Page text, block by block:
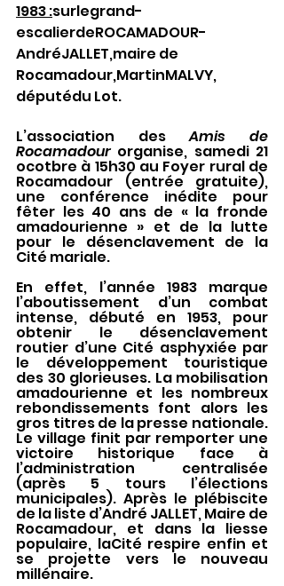
1983 :surlegrand-
escalierdeROCAMADOUR-
AndréJALLET,maire de
Rocamadour,MartinMALVY,
députédu Lot.
L’association des Amis de
Rocamadour organise, samedi 21
ocotbre à 15h30 au Foyer rural de
Rocamadour (entrée gratuite),
une conférence inédite pour
fêter les 40 ans de « la fronde
amadourienne » et de la lutte
pour le désenclavement de la
Cité mariale.
En effet, l’année 1983 marque
l’aboutissement d’un combat
intense, débuté en 1953, pour
obtenir le désenclavement
routier d’une Cité asphyxiée par
le développement touristique
des 30 glorieuses. La mobilisation
amadourienne et les nombreux
rebondissements font alors les
gros titres de la presse nationale.
Le village finit par remporter une
victoire historique face à
l’administration centralisée
(après 5 tours l’élections
municipales). Après le plébiscite
de la liste d’André JALLET, Maire de
Rocamadour, et dans la liesse
populaire, laCité respire enfin et
se projette vers le nouveau
millénaire.